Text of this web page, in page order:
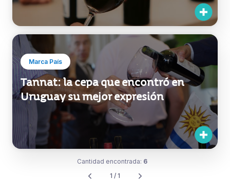
Marca País
Tannat: la cepa que encontró en
Uruguay su mejor expresión
Cantidad encontrada: 6
1 / 1